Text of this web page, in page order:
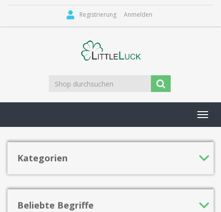
Registrierung Anmelden
Kategorien
Beliebte Begriffe